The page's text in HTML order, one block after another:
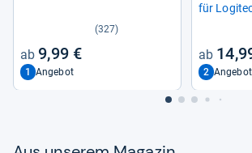
(327)
9,99 €
1 Angebot
für
2